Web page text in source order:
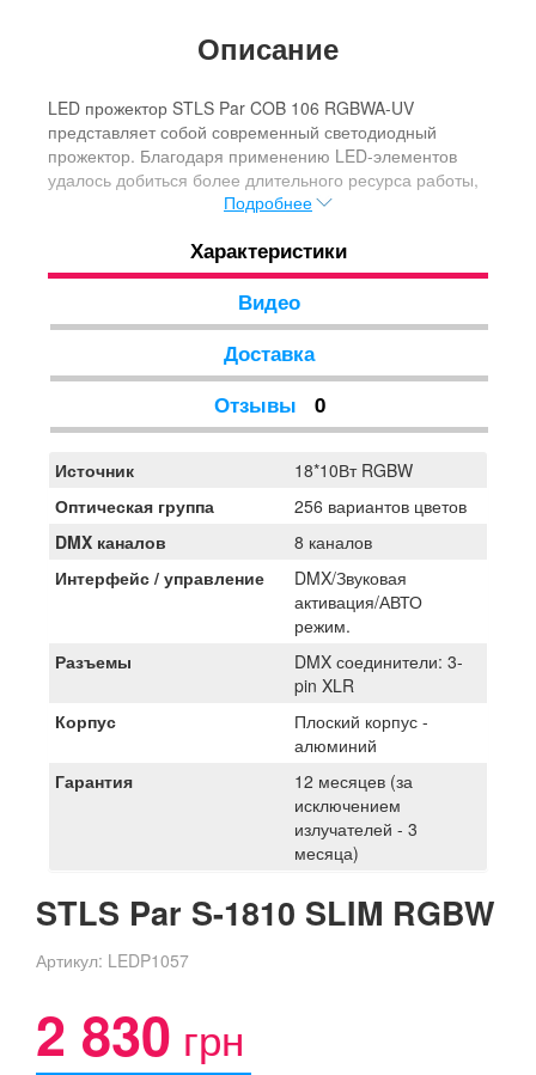
Описание
LED прожектор STLS Par COB 106 RGBWA-UV
представляет собой современный светодиодный
прожектор. Благодаря применению LED-элементов
удалось добиться более длительного ресурса работы,
не теряя при этом яркости, но значительно уменьшая
возможность крепления на ферму, но ее можно
установить стационарно и на ровной поверхности,
если того требует ситуация. STLS Par S-1810 SLIM
RGBW сделан из алюминия, благодаря этому удалось
добиться снижения веса не потеряв запаса прочности.
Подробнее
Характеристики
Видео
Доставка
Отзывы
0
Источник
18*10Вт RGBW
Оптическая группа
256 вариантов цветов
DMX каналов
8 каналов
Интерфейс / управление
DMX/Звуковая
активация/АВТО
режим.
Разъемы
DMX соединители: 3-
pin XLR
Корпус
Плоский корпус -
алюминий
Гарантия
12 месяцев (за
исключением
излучателей - 3
месяца)
STLS Par S-1810 SLIM RGBW
Артикул: LEDP1057
2 830 грн